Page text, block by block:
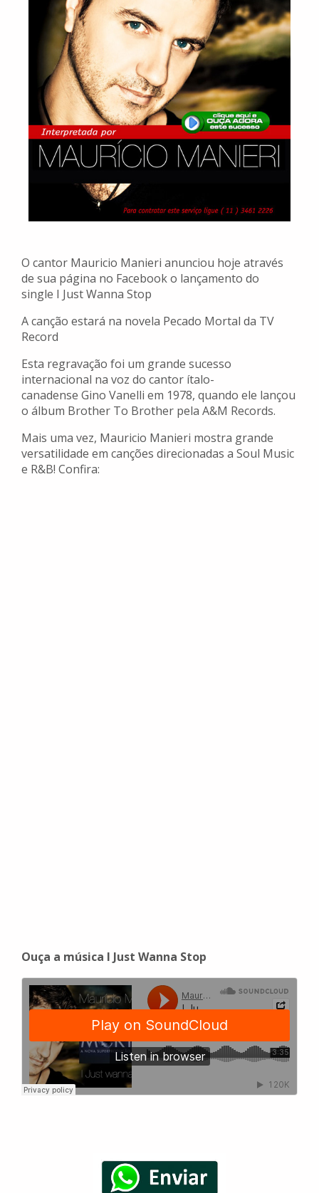
O cantor Mauricio Manieri anunciou hoje através
de sua página no Facebook o lançamento do
single I Just Wanna Stop
A canção estará na novela Pecado Mortal da TV
Record
Esta regravação foi um grande sucesso
internacional na voz do cantor ítalo-
canadense Gino Vanelli em 1978, quando ele lançou
o álbum Brother To Brother pela A&M Records.
Mais uma vez, Mauricio Manieri mostra grande
versatilidade em canções direcionadas a Soul Music
e R&B! Confira:
Ouça a música I Just Wanna Stop